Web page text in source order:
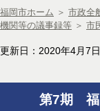
福岡市ホーム ＞ 市政全
機関等の議事録等 ＞ 市
更新日：2020年4月7日
第7期 福